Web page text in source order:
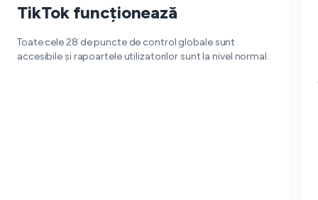
TikTok funcționează
Toate cele 28 de puncte de control globale sunt
accesibile și rapoartele utilizatorilor sunt la nivel normal.